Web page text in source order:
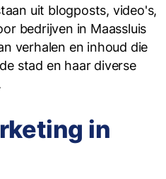
uit blogposts, video's,
bedrijven in Maassluis
verhalen en inhoud die
stad en haar diverse
in